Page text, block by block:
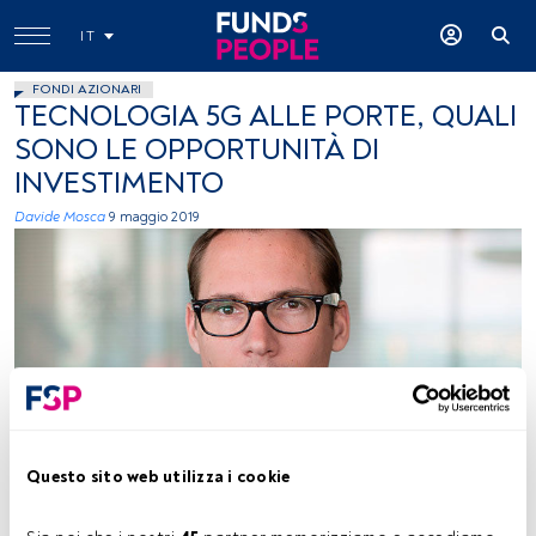
Questo sito web utilizza i cookie
IT
FONDI AZIONARI
TECNOLOGIA 5G ALLE PORTE, QUALI
SONO LE OPPORTUNITÀ DI
INVESTIMENTO
Davide Mosca 9 maggio 2019
Tempo di lettura: